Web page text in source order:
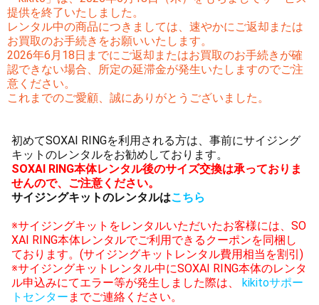
提供を終了いたしました。
レンタル中の商品につきましては、速やかにご返却または
お買取のお手続きをお願いいたします。
2026年6月18日までにご返却またはお買取のお手続きが確
認できない場合、所定の延滞金が発生いたしますのでご注
意ください。
これまでのご愛顧、誠にありがとうございました。
初めてSOXAI RINGを利用される方は、事前にサイジング
キットのレンタルをお勧めしております。
SOXAI RING本体レンタル後のサイズ交換は承っておりま
せんので、ご注意ください。
サイジングキットのレンタルはこちら
※サイジングキットをレンタルいただいたお客様には、SO
XAI RING本体レンタルでご利用できるクーポンを同梱し
ております。(サイジングキットレンタル費用相当を割引)
※サイジングキットレンタル中にSOXAI RING本体のレンタ
ル申込みにてエラー等が発生しました際は、
kikitoサポー
トセンター までご連絡ください。